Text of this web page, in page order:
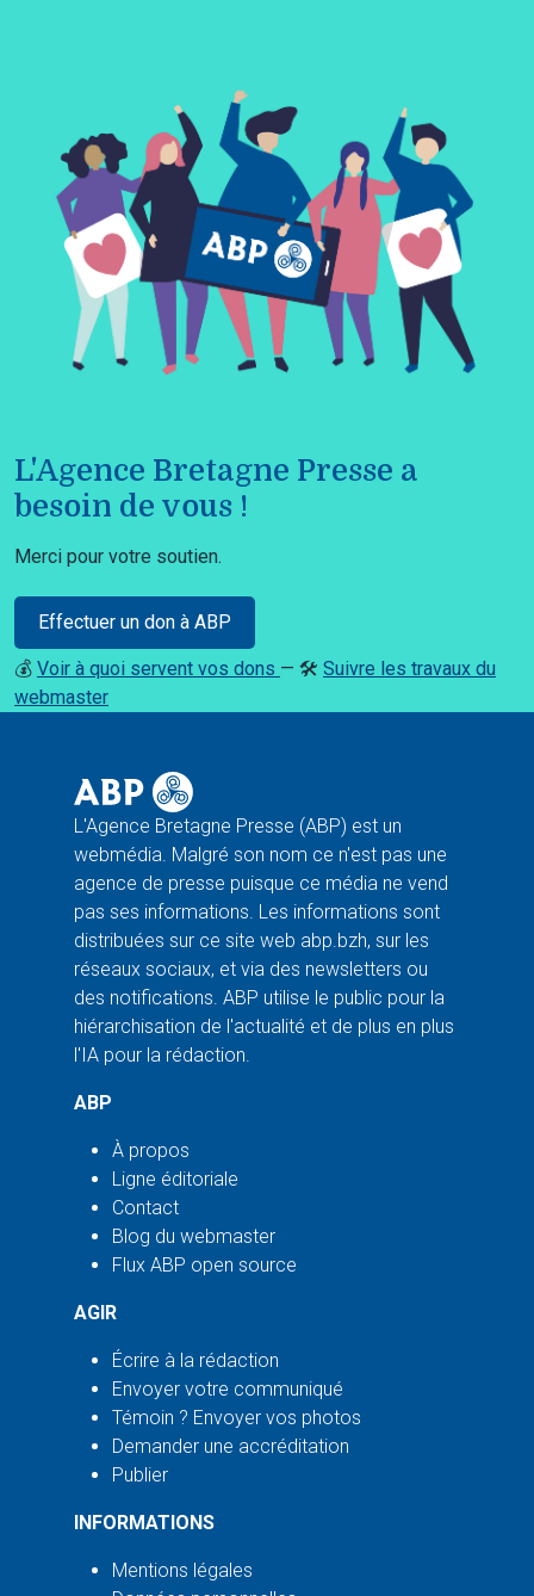
L'Agence Bretagne Presse a
besoin de vous !
Merci pour votre soutien.
Effectuer un don à ABP
💰 Voir à quoi servent vos dons — 🛠️ Suivre les travaux du
webmaster
L'Agence Bretagne Presse (ABP) est un
webmédia. Malgré son nom ce n'est pas une
agence de presse puisque ce média ne vend
pas ses informations. Les informations sont
distribuées sur ce site web abp.bzh, sur les
réseaux sociaux, et via des newsletters ou
des notifications. ABP utilise le public pour la
hiérarchisation de l'actualité et de plus en plus
l'IA pour la rédaction.
ABP
À propos
Ligne éditoriale
Contact
Blog du webmaster
Flux ABP open source
AGIR
Écrire à la rédaction
Envoyer votre communiqué
Témoin ? Envoyer vos photos
Demander une accréditation
Publier
INFORMATIONS
Mentions légales